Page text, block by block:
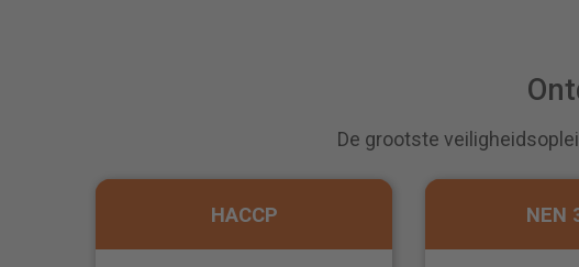
De grootste
HACCP NEN